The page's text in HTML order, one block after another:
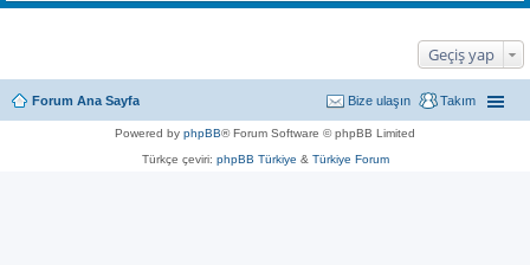
Geçiş yap
Forum Ana Sayfa Takım
Bize ulaşın
Powered by phpBB® Forum Software © phpBB Limited
Türkçe çeviri: phpBB Türkiye & Türkiye Forum